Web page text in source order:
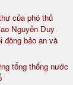
của phó thủ
Nguyễn Duy
đồng bảo an và
tổng thống nước